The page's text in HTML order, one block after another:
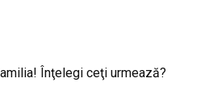
Înţelegi ceţi urmează?